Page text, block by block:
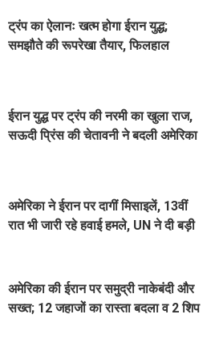
ट्रंप का ऐलानः खत्म होगा ईरान युद्ध;
समझौते की रूपरेखा तैयार, फिलहाल
ईरान युद्ध पर ट्रंप की नरमी का खुला राज,
सऊदी प्रिंस की चेतावनी ने बदली अमेरिका
अमेरिका ने ईरान पर दागीं मिसाइलें, 13वीं
रात भी जारी रहे हवाई हमले, UN ने दी बड़ी
अमेरिका की ईरान पर समुद्री नाकेबंदी और
सख्त; 12 जहाजों का रास्ता बदला व 2 शिप